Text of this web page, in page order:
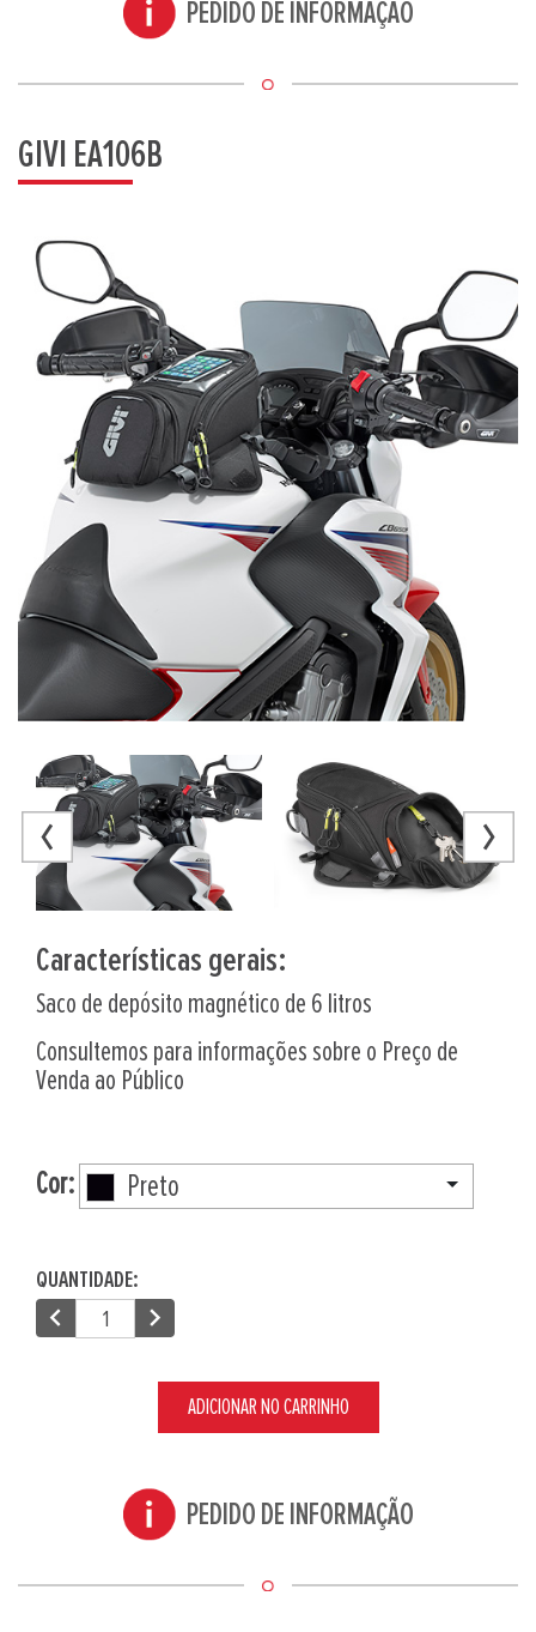
PEDIDO DE INFORMAÇÃO
GIVI EA106B
Características gerais:
Saco de depósito magnético de 6 litros
Consultemos para informações sobre o Preço de
Venda ao Público
Cor: Preto
QUANTIDADE:
chevron_left chevron_right
ADICIONAR NO CARRINHO
PEDIDO DE INFORMAÇÃO